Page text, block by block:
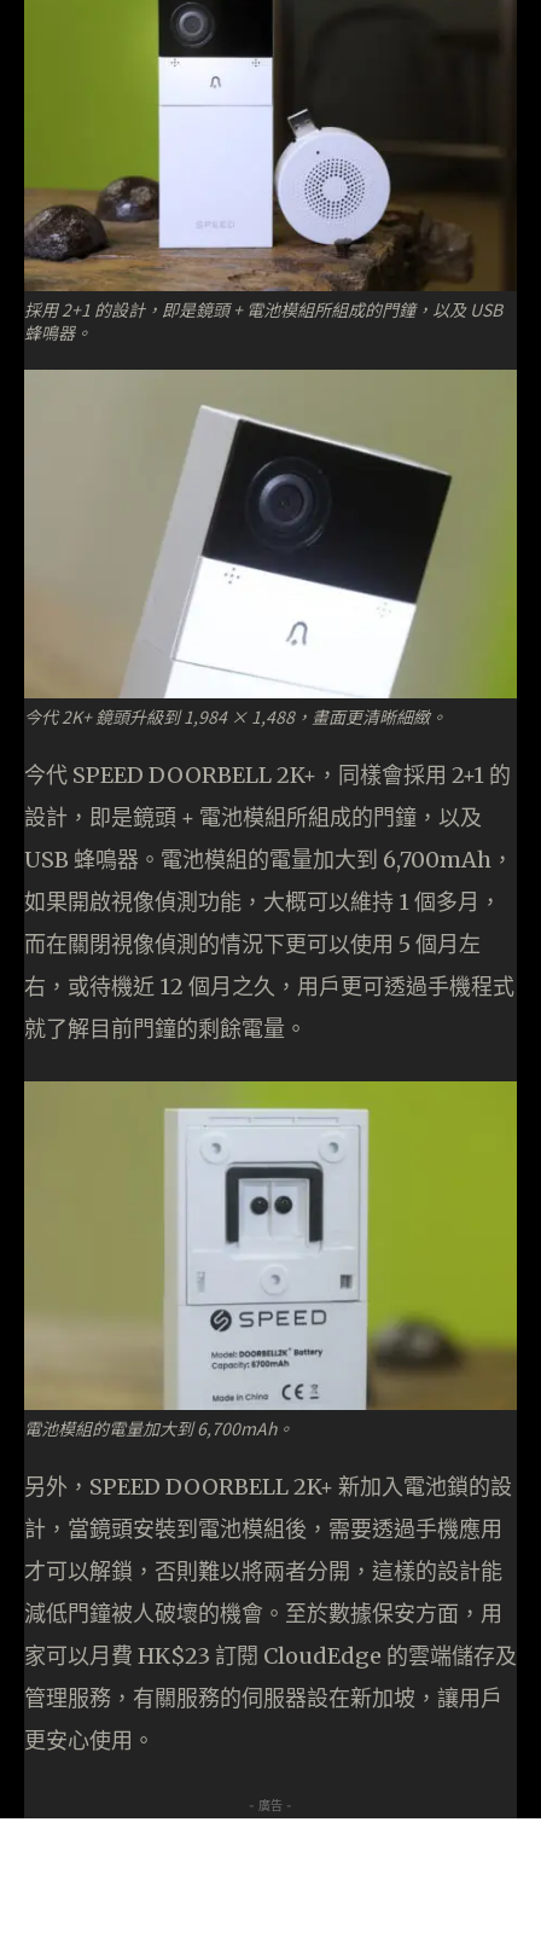
採用 2+1 的設計，即是鏡頭 + 電池模組所組成的門鐘，以及 USB
蜂鳴器。
今代 2K+ 鏡頭升級到 1,984 × 1,488，畫面更清晰細緻。
今代 SPEED DOORBELL 2K+，同樣會採用 2+1 的
設計，即是鏡頭 + 電池模組所組成的門鐘，以及
USB 蜂鳴器。電池模組的電量加大到 6,700mAh，
如果開啟視像偵測功能，大概可以維持 1 個多月，
而在關閉視像偵測的情況下更可以使用 5 個月左
右，或待機近 12 個月之久，用戶更可透過手機程式
就了解目前門鐘的剩餘電量。
電池模組的電量加大到 6,700mAh。
另外，SPEED DOORBELL 2K+ 新加入電池鎖的設
計，當鏡頭安裝到電池模組後，需要透過手機應用
才可以解鎖，否則難以將兩者分開，這樣的設計能
減低門鐘被人破壞的機會。至於數據保安方面，用
家可以月費 HK$23 訂閱 CloudEdge 的雲端儲存及
管理服務，有關服務的伺服器設在新加坡，讓用戶
更安心使用。
- 廣告 -